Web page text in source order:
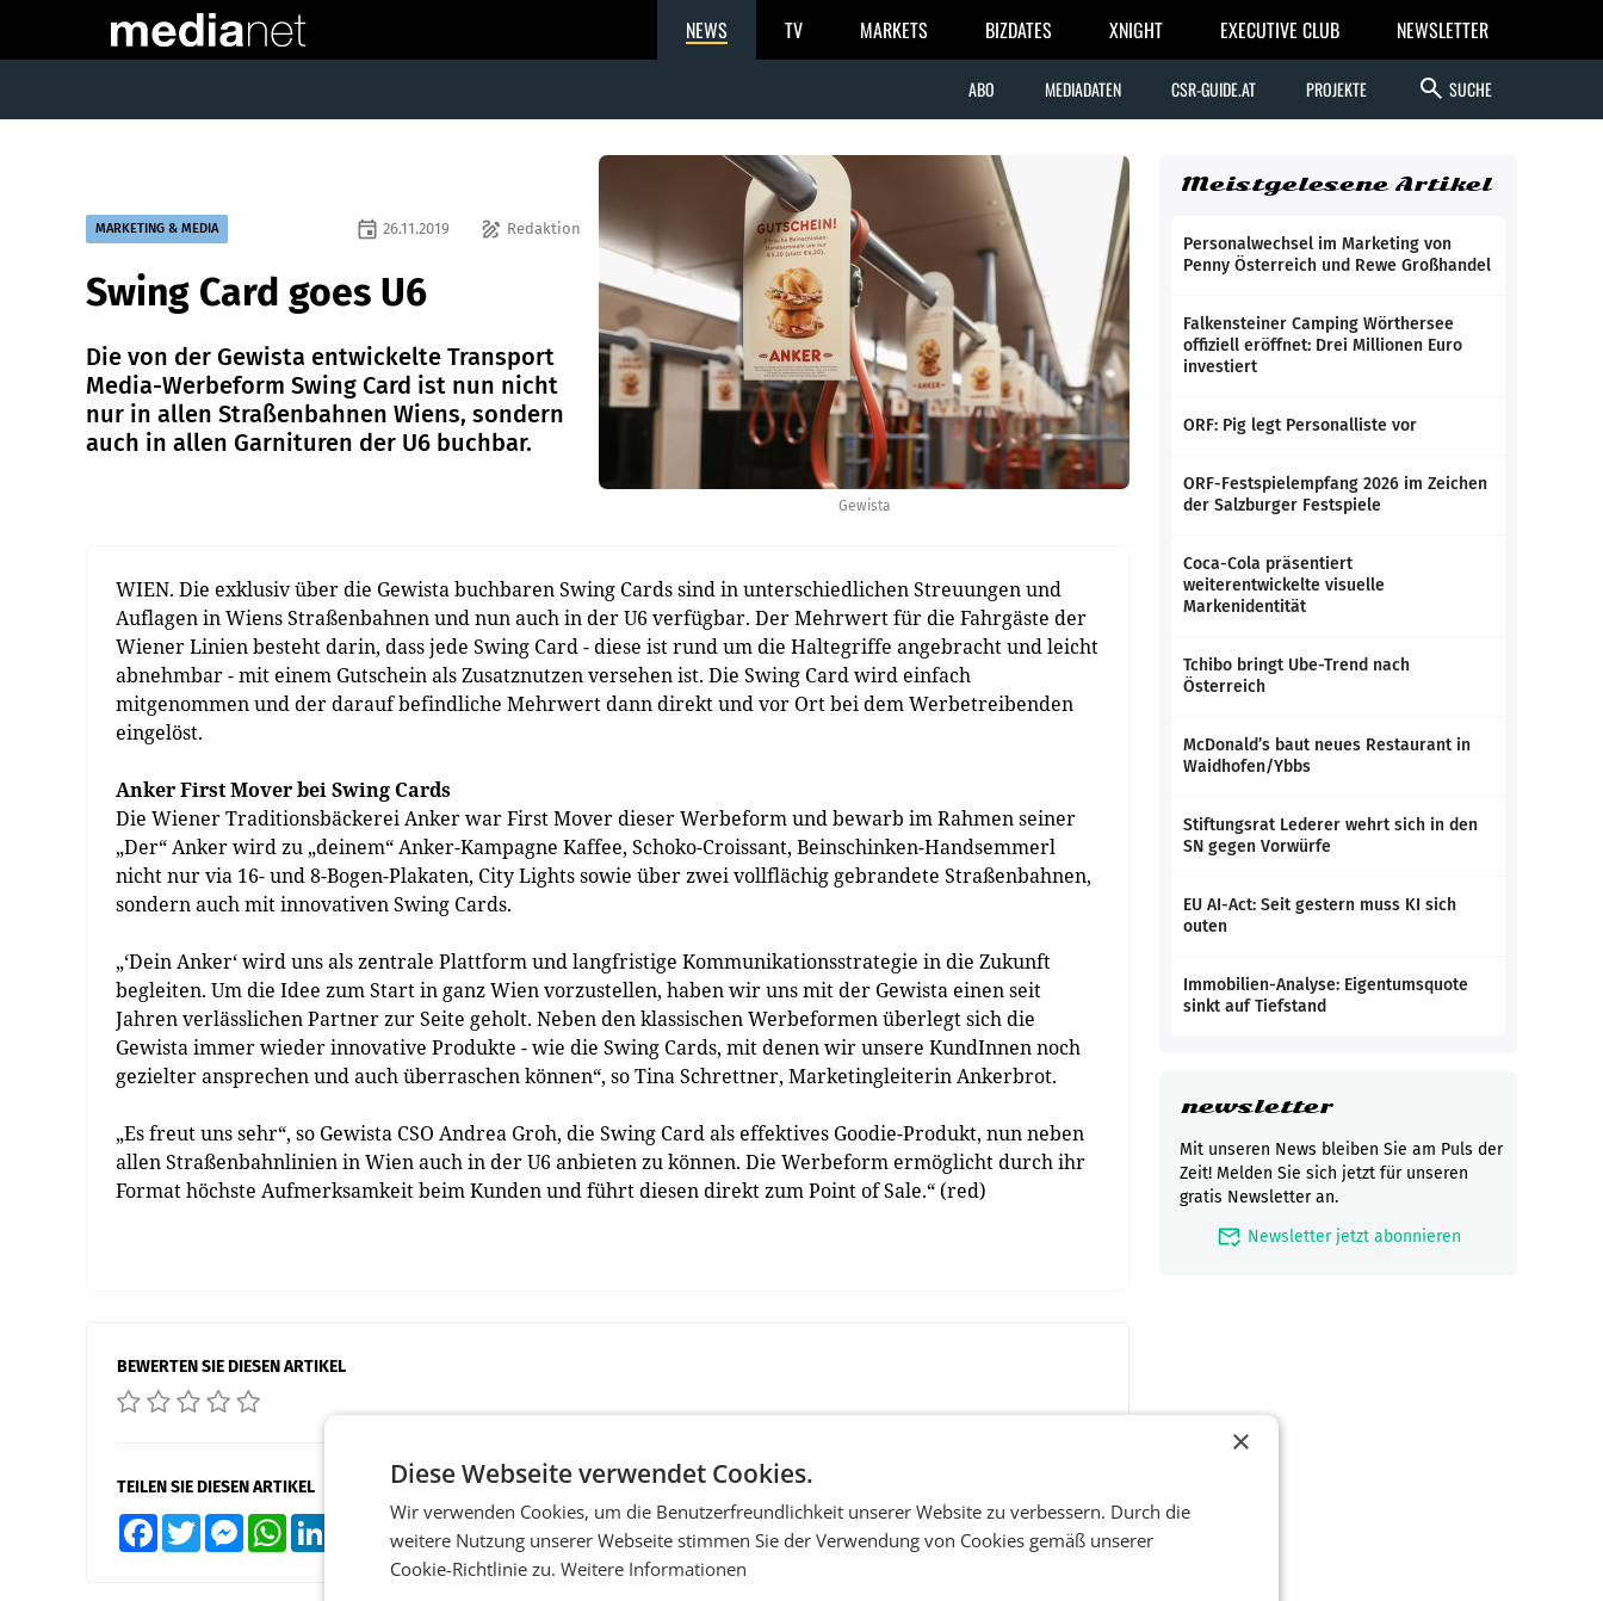
NEWS TV MARKETS BIZDATES XNIGHT EXECUTIVE CLUB NEWSLETTER
ABO MEDIADATEN CSR-GUIDE.AT PROJEKTE search SUCHE
Gewista
MARKETING & MEDIA draw Redaktion
event 26.11.2019
Swing Card goes U6
Die von der Gewista entwickelte Transport
Media-Werbeform Swing Card ist nun nicht
nur in allen Straßenbahnen Wiens, sondern
auch in allen Garnituren der U6 buchbar.
WIEN. Die exklusiv über die Gewista buchbaren Swing Cards sind in unterschiedlichen Streuungen und
Auflagen in Wiens Straßenbahnen und nun auch in der U6 verfügbar. Der Mehrwert für die Fahrgäste der
Wiener Linien besteht darin, dass jede Swing Card - diese ist rund um die Haltegriffe angebracht und leicht
abnehmbar - mit einem Gutschein als Zusatznutzen versehen ist. Die Swing Card wird einfach
mitgenommen und der darauf befindliche Mehrwert dann direkt und vor Ort bei dem Werbetreibenden
eingelöst.
Anker First Mover bei Swing Cards
Die Wiener Traditionsbäckerei Anker war First Mover dieser Werbeform und bewarb im Rahmen seiner
„Der“ Anker wird zu „deinem“ Anker-Kampagne Kaffee, Schoko-Croissant, Beinschinken-Handsemmerl
nicht nur via 16- und 8-Bogen-Plakaten, City Lights sowie über zwei vollflächig gebrandete Straßenbahnen,
sondern auch mit innovativen Swing Cards.
„‘Dein Anker‘ wird uns als zentrale Plattform und langfristige Kommunikationsstrategie in die Zukunft
begleiten. Um die Idee zum Start in ganz Wien vorzustellen, haben wir uns mit der Gewista einen seit
Jahren verlässlichen Partner zur Seite geholt. Neben den klassischen Werbeformen überlegt sich die
Gewista immer wieder innovative Produkte - wie die Swing Cards, mit denen wir unsere KundInnen noch
gezielter ansprechen und auch überraschen können“, so Tina Schrettner, Marketingleiterin Ankerbrot.
„Es freut uns sehr“, so Gewista CSO Andrea Groh, die Swing Card als effektives Goodie-Produkt, nun neben
allen Straßenbahnlinien in Wien auch in der U6 anbieten zu können. Die Werbeform ermöglicht durch ihr
Format höchste Aufmerksamkeit beim Kunden und führt diesen direkt zum Point of Sale.“ (red)
BEWERTEN SIE DIESEN ARTIKEL
TEILEN SIE DIESEN ARTIKEL
FacebookTwitter MessengerWhatsApp XING Teilen
Meistgelesene Artikel
Personalwechsel im Marketing von
Penny Österreich und Rewe Großhandel
Falkensteiner Camping Wörthersee
offiziell eröffnet: Drei Millionen Euro
investiert
ORF: Pig legt Personalliste vor
ORF-Festspielempfang 2026 im Zeichen
der Salzburger Festspiele
Coca-Cola präsentiert
weiterentwickelte visuelle
Markenidentität
Tchibo bringt Ube-Trend nach
Österreich
McDonald’s baut neues Restaurant in
Waidhofen/Ybbs
Stiftungsrat Lederer wehrt sich in den
SN gegen Vorwürfe
EU AI-Act: Seit gestern muss KI sich
outen
Immobilien-Analyse: Eigentumsquote
sinkt auf Tiefstand
newsletter
Mit unseren News bleiben Sie am Puls der
Zeit! Melden Sie sich jetzt für unseren
gratis Newsletter an.
mark_email_read Newsletter jetzt abonnieren
×
Diese Webseite verwendet Cookies.
Wir verwenden Cookies, um die Benutzerfreundlichkeit unserer Website zu verbessern. Durch die
weitere Nutzung unserer Webseite stimmen Sie der Verwendung von Cookies gemäß unserer
Cookie-Richtlinie zu. Weitere Informationen